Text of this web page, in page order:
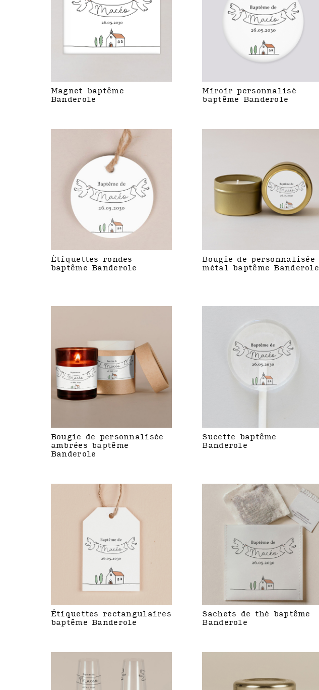
Magnet baptême
Banderole
Miroir personnalisé
baptême Banderole
Étiquettes rondes
baptême Banderole
Bougie de personnalisée
métal baptême Banderole
Bougie de personnalisée
ambrées baptême
Banderole
Sucette baptême
Banderole
Étiquettes rectangulaires
baptême Banderole
Sachets de thé baptême
Banderole